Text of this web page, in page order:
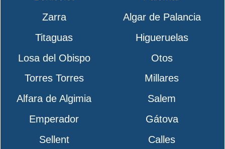
Zarra
Algar de Palancia
Titaguas
Higueruelas
Losa del Obispo
Otos
Torres Torres
Millares
Alfara de Algimia
Salem
Emperador
Gátova
Sellent
Calles